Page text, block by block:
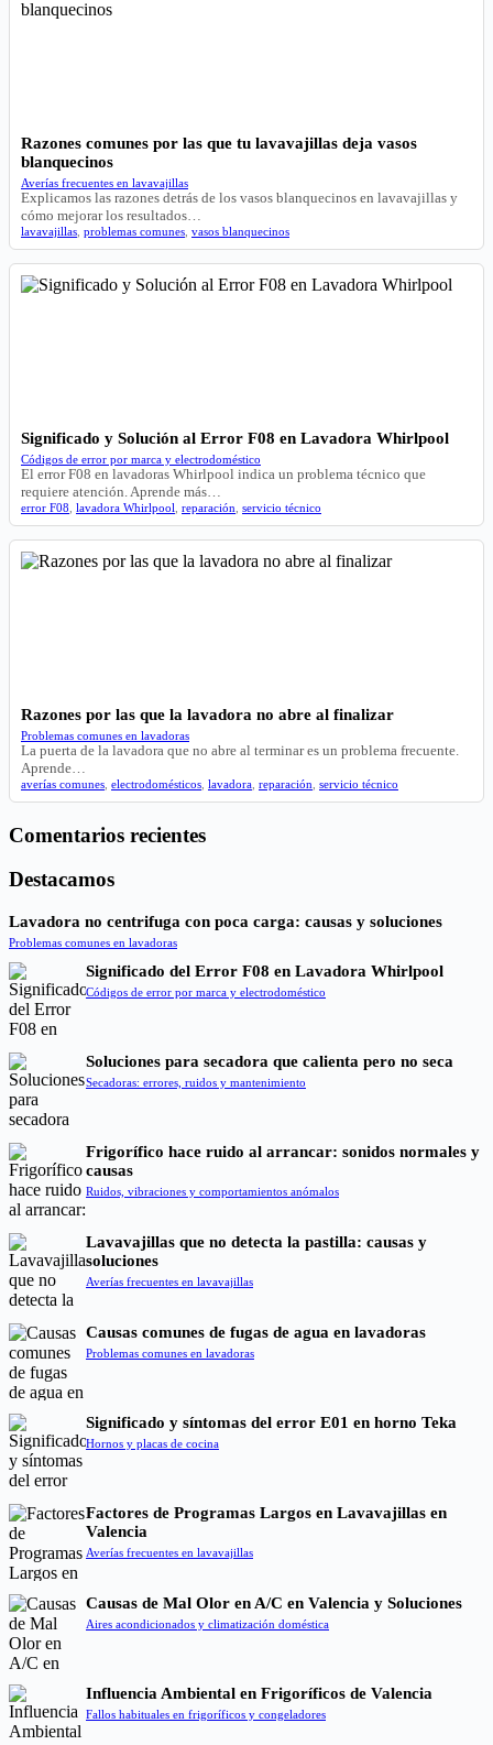
Razones comunes por las que tu lavavajillas deja vasos
blanquecinos
Averías frecuentes en lavavajillas
Explicamos las razones detrás de los vasos blanquecinos en lavavajillas y
cómo mejorar los resultados…
lavavajillas problemas comunes vasos blanquecinos
Significado y Solución al Error F08 en Lavadora Whirlpool
Códigos de error por marca y electrodoméstico
El error F08 en lavadoras Whirlpool indica un problema técnico que
requiere atención. Aprende más…
error F08 lavadora Whirlpool reparación servicio técnico
Razones por las que la lavadora no abre al finalizar
Problemas comunes en lavadoras
La puerta de la lavadora que no abre al terminar es un problema frecuente.
Aprende…
averías comunes electrodomésticos lavadora reparación servicio técnico
Comentarios recientes
Destacamos
Lavadora no centrifuga con poca carga: causas y soluciones
Problemas comunes en lavadoras
Significado del Error F08 en Lavadora Whirlpool
Códigos de error por marca y electrodoméstico
Soluciones para secadora que calienta pero no seca
Secadoras: errores, ruidos y mantenimiento
Frigorífico hace ruido al arrancar: sonidos normales y
causas
Ruidos, vibraciones y comportamientos anómalos
Lavavajillas que no detecta la pastilla: causas y
soluciones
Averías frecuentes en lavavajillas
Causas comunes de fugas de agua en lavadoras
Problemas comunes en lavadoras
Significado y síntomas del error E01 en horno Teka
Hornos y placas de cocina
Factores de Programas Largos en Lavavajillas en
Valencia
Averías frecuentes en lavavajillas
Causas de Mal Olor en A/C en Valencia y Soluciones
Aires acondicionados y climatización doméstica
Influencia Ambiental en Frigoríficos de Valencia
Fallos habituales en frigoríficos y congeladores